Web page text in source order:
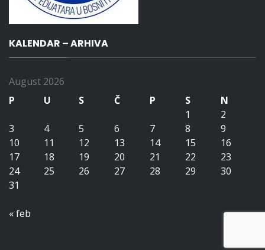
KALENDAR – ARHIVA
August 2026
P
U S Č P S
N
1
2
3
4 5 6 7 8
9
10
11 12 13 14 15
16
17
18 19 20 21 22
23
24
25 26 27 28 29
30
31
« feb